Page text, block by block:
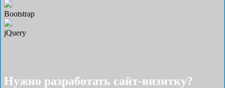
Bootstrap
jQuery
Нужно разработать cайт-визитку?